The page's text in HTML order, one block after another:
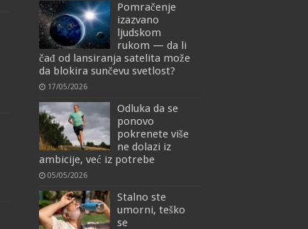
Pomračenje
izazvano
ljudskom
rukom — da li
čađ od lansiranja satelita može
da blokira sunčevu svetlost?
17/05/2026
Odluka da se
ponovo
pokrenete više
ne dolazi iz
ambicije, već iz potrebe
05/05/2026
Stalno ste
umorni, teško
se